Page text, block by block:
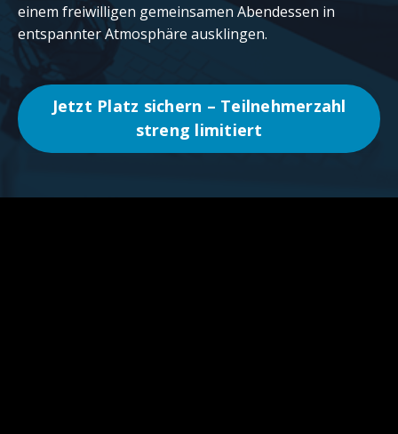
einem freiwilligen gemeinsamen Abendessen in
entspannter Atmosphäre ausklingen.
Jetzt Platz sichern – Teilnehmerzahl
streng limitiert